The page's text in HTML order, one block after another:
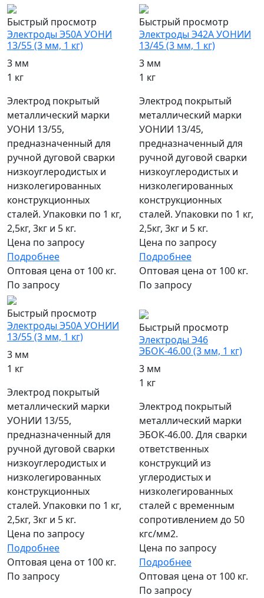
Быстрый просмотр
Электроды Э50А УОНИ
13/55 (3 мм, 1 кг)
3 мм
1 кг
Электрод покрытый
металлический марки
УОНИ 13/55,
предназначенный для
ручной дуговой сварки
низкоуглеродистых и
низколегированных
конструкционных
сталей. Упаковки по 1 кг,
2,5кг, 3кг и 5 кг.
Цена по запросу
Подробнее
Оптовая цена от 100 кг.
По запросу
Быстрый просмотр
Электроды Э42А УОНИИ
13/45 (3 мм, 1 кг)
3 мм
1 кг
Электрод покрытый
металлический марки
УОНИИ 13/45,
предназначенный для
ручной дуговой сварки
низкоуглеродистых и
низколегированных
конструкционных
сталей. Упаковки по 1 кг,
2,5кг, 3кг и 5 кг.
Цена по запросу
Подробнее
Оптовая цена от 100 кг.
По запросу
Быстрый просмотр
Электроды Э50А УОНИИ
13/55 (3 мм, 1 кг)
3 мм
1 кг
Электрод покрытый
металлический марки
УОНИИ 13/55,
предназначенный для
ручной дуговой сварки
низкоуглеродистых и
низколегированных
конструкционных
сталей. Упаковки по 1 кг,
2,5кг, 3кг и 5 кг.
Цена по запросу
Подробнее
Оптовая цена от 100 кг.
По запросу
Быстрый просмотр
Электроды Э46
ЭБОК-46.00 (3 мм, 1 кг)
3 мм
1 кг
Электрод покрытый
металлический марки
ЭБОК-46.00. Для сварки
ответственных
конструкций из
углеродистых и
низколегированных
сталей с временным
сопротивлением до 50
кгс/мм2.
Цена по запросу
Подробнее
Оптовая цена от 100 кг.
По запросу